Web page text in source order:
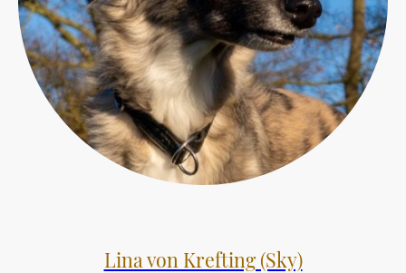
Lina von Krefting (Sky)